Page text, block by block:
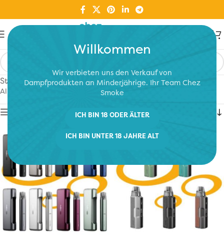
Willkommen
Wir verbieten uns den Verkauf von
Dampfprodukten an Minderjährige. Ihr Team Chez
Smoke
ICH BIN 18 ODER ÄLTER
ICH BIN UNTER 18 JAHRE ALT
Start Elektronische Zigaretten/Kit Kleines Dampfen
Alle 5 Ergebnisse werden angezeigt